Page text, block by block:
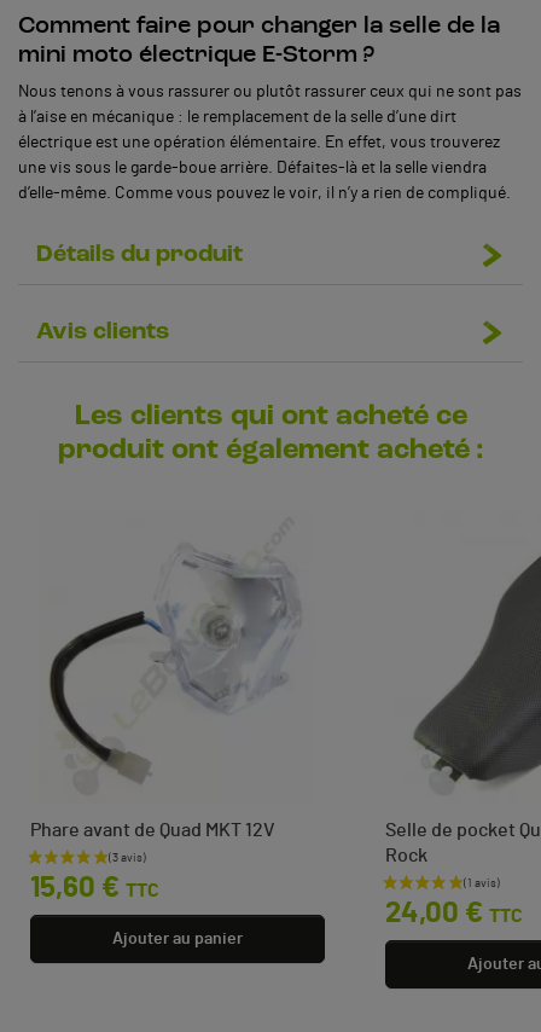
Comment faire pour changer la selle de la
mini moto électrique E-Storm ?
Nous tenons à vous rassurer ou plutôt rassurer ceux qui ne sont pas
à l’aise en mécanique : le remplacement de la selle d’une dirt
électrique est une opération élémentaire. En effet, vous trouverez
une vis sous le garde-boue arrière. Défaites-là et la selle viendra
d’elle-même. Comme vous pouvez le voir, il n’y a rien de compliqué.
Détails du produit
Avis clients
Les clients qui ont acheté ce
produit ont également acheté :
Phare avant de Quad MKT 12V
Prix
15,60 € TTC
Ajouter au panier
Selle de pocket
Rock
Prix
24,00 € TTC
Ajouter